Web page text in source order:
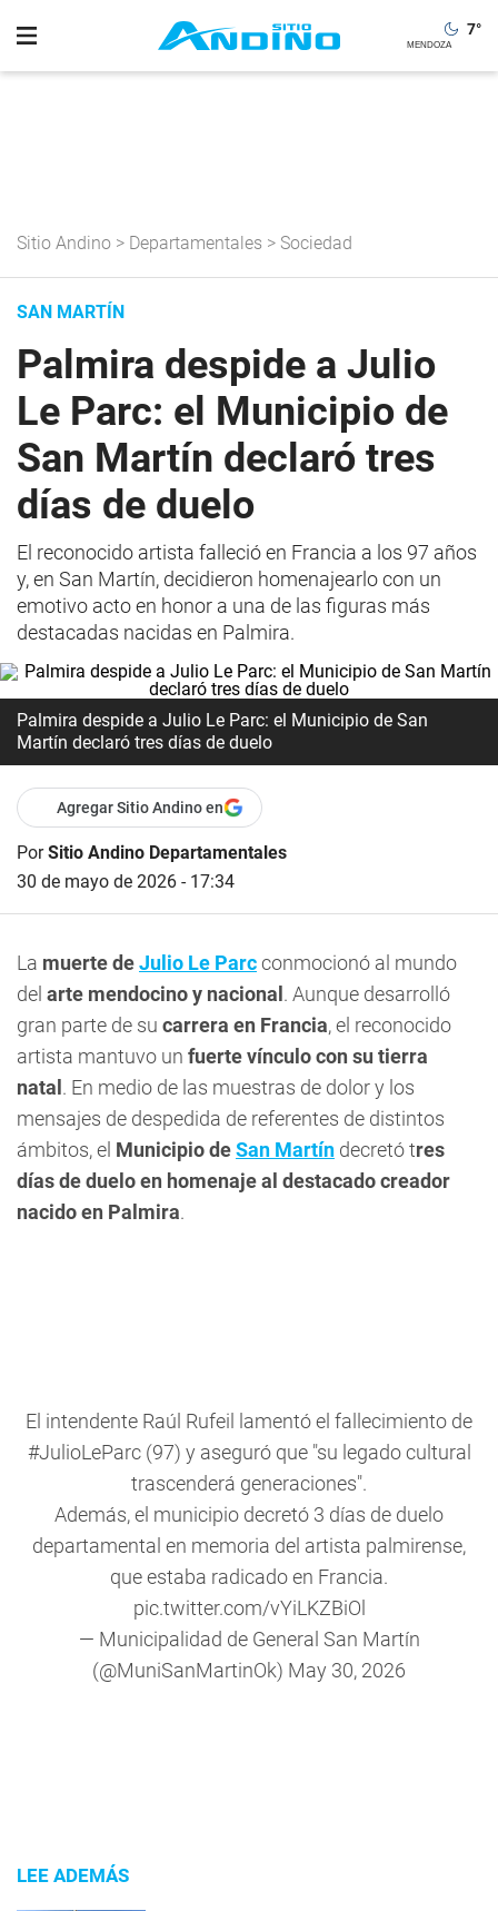
7°
Sitio Andino > Departamentales > Sociedad
SAN MARTÍN
Palmira despide a Julio
Le Parc: el Municipio de
San Martín declaró tres
días de duelo
El reconocido artista falleció en Francia a los 97 años
y, en San Martín, decidieron homenajearlo con un
emotivo acto en honor a una de las figuras más
destacadas nacidas en Palmira.
Palmira despide a Julio Le Parc: el Municipio de San
Martín declaró tres días de duelo
Agregar Sitio Andino en
PorSitio Andino Departamentales
30 de mayo de 2026 - 17:34
La muerte deJulio Le Parcconmocionó al mundo
del arte mendocino y nacional . Aunque desarrolló
gran parte de su carrera en Francia, el reconocido
artista mantuvo un fuerte vínculo con su tierra
natal . En medio de las muestras de dolor y los
mensajes de despedida de referentes de distintos
ámbitos, el Municipio deSan Martín decretó tres
días de duelo en homenaje al destacado creador
nacido en Palmira.
El intendente Raúl Rufeil lamentó el fallecimiento de
#JulioLeParc(97) y aseguró que "su legado cultural
trascenderá generaciones".
Además, el municipio decretó 3 días de duelo
departamental en memoria del artista palmirense,
que estaba radicado en Francia.
pic.twitter.com/vYiLKZBiOl
— Municipalidad de General San Martín
(@MuniSanMartinOk) May 30, 2026
LEE ADEMÁS